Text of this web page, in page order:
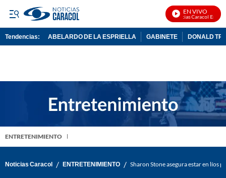
EN VIVO
Noticias Caracol En Vivo
Tendencias: ABELARDO DE LA ESPRIELLA GABINETE DONALD
ENTRETENIMIENTO
Noticias Caracol / ENTRETENIMIENTO / Sharon Stone asegura estar en líos